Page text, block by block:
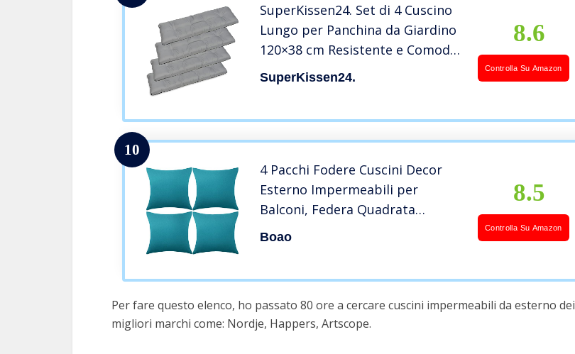
SuperKissen24. Set di 4 Cuscino
Lungo per Panchina da Giardino
120×38 cm Resistente e Comodo
per Panca da Esterno ed Interno
– Grigio
SuperKissen24.
8.6
Controlla Su Amazon
10
4 Pacchi Fodere Cuscini Decor
Esterno Impermeabili per
Balconi, Federa Quadrata
Giardino, Fodere Cuscino di
Boao
8.5
Controlla Su Amazon
Per fare questo elenco, ho passato 80 ore a cercare cuscini impermeabili da esterno dei
migliori marchi come: Nordje, Happers, Artscope.